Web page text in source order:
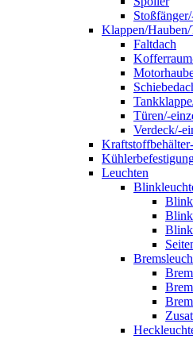
Klappen/Hauben/
Faltdach
Türen/-
Verdeck/-
Leuchten